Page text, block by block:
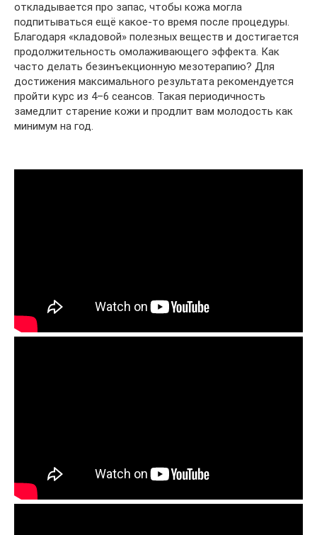
откладывается про запас, чтобы кожа могла
подпитываться ещё какое-то время после процедуры.
Благодаря «кладовой» полезных веществ и достигается
продолжительность омолаживающего эффекта. Как
часто делать безинъекционную мезотерапию? Для
достижения максимального результата рекомендуется
пройти курс из 4–6 сеансов. Такая периодичность
замедлит старение кожи и продлит вам молодость как
минимум на год.